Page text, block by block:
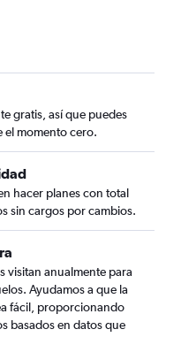
gratis, así que puedes
el momento cero.
hacer planes con total
sin cargos por cambios.
visitan anualmente para
Ayudamos a que la
fácil, proporcionando
basados en datos que